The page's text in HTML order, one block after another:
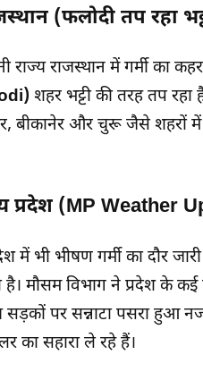
(फलोदी तप रहा
राज्य राजस्थान में गर्मी का
शहर भट्टी की तरह तप
बीकानेर और चुरू जैसे शहरों
प्रदेश (MP Weather
में भी भीषण गर्मी का दौर
है। मौसम विभाग ने प्रदेश के कई
पर सन्नाटा पसरा हुआ
का सहारा ले रहे हैं।